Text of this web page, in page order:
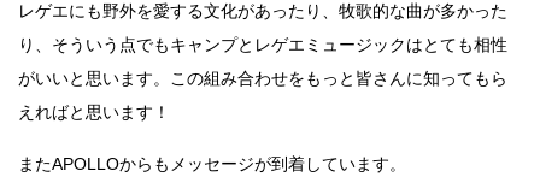
レゲエにも野外を愛する文化があったり、牧歌的な曲が多かった
り、そういう点でもキャンプとレゲエミュージックはとても相性
がいいと思います。この組み合わせをもっと皆さんに知ってもら
えればと思います！
またAPOLLOからもメッセージが到着しています。